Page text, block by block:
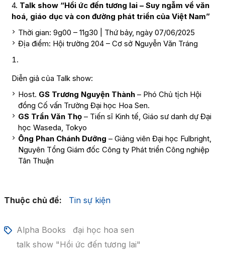
4. Talk show “Hồi ức đến tương lai – Suy ngẫm về văn
hoá, giáo dục và con đường phát triển của Việt Nam”
Thời gian: 9g00 – 11g30 | Thứ bảy, ngày 07/06/2025
Địa điểm: Hội trường 204 – Cơ sở Nguyễn Văn Tráng
Diễn giả của Talk show:
Host. GS Trương Nguyện Thành– Phó Chủ tịch Hội
đồng Cố vấn Trường Đại học Hoa Sen.
GS Trần Văn Thọ– Tiến sĩ Kinh tế, Giáo sư danh dự Đại
học Waseda, Tokyo
Ông Phan Chánh Dưỡng – Giảng viên Đại học Fulbright,
Nguyên Tổng Giám đốc Công ty Phát triển Công nghiệp
Tân Thuận
Thuộc chủ đề: Tin sự kiện
Alpha Books
đại học hoa sen
talk show "Hồi ức đến tương lai"